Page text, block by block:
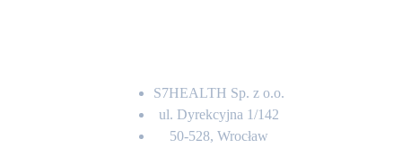
S7HEALTH Sp. z o.o.
ul. Dyrekcyjna 1/142
50-528, Wrocław